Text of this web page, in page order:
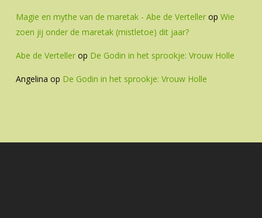
Magie en mythe van de maretak - Abe de Vertellerop Wie
zoen jij onder de maretak (mistletoe) dit jaar?
Abe de Vertellerop De Godin in het sprookje: Vrouw Holle
Angelina op De Godin in het sprookje: Vrouw Holle